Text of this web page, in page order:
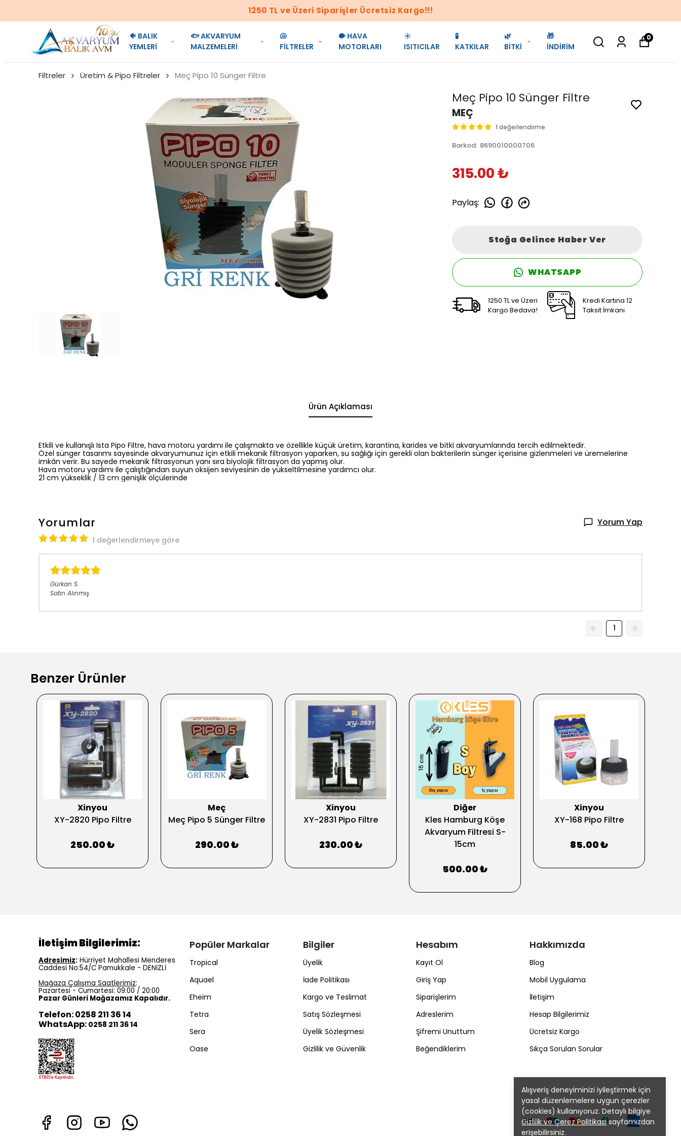
1250 TL ve Üzeri Siparişler Ücretsiz Kargo!!!
🐠 BALIK
YEMLERİ
🐟 AKVARYUM
MALZEMELERİ
🐚
FİLTRELER
🐡 HAVA
MOTORLARI
☀️
ISITICILAR
🧪
KATKILAR
🌿
BİTKİ
🎁
İNDİRİM
0
Alışveriş deneyiminizi iyileştirmek için
yasal düzenlemelere uygun çerezler
(cookies) kullanıyoruz. Detaylı bilgiye
Gizlilik ve Çerez Politikasısayfamızdan
erişebilirsiniz.
Filtreler Üretim & Pipo Filtreler Meç Pipo 10 Sünger Filtre
Meç Pipo 10 Sünger Filtre
MEÇ
1 değerlendirme
Barkod: 8690010000706
315.00 ₺
Paylaş:
Stoğa Gelince Haber Ver
WHATSAPP
1250 TL ve Üzeri
Kargo Bedava!
Kredi Kartına 12
Taksit İmkanı
Ürün Açıklaması
Etkili ve kullanışlı Ista Pipo Filtre, hava motoru yardımı ile çalışmakta ve özellikle küçük üretim, karantina, karides ve bitki akvaryumlarında tercih edilmektedir.
Özel sünger tasarımı sayesinde akvaryumunuz için etkili mekanik filtrasyon yaparken, su sağlığı için gerekli olan bakterilerin sünger içerisine gizlenmeleri ve üremelerine
imkân verir. Bu sayede mekanik filtrasyonun yanı sıra biyolojik filtrasyon da yapmış olur.
Hava motoru yardımı ile çalıştığından suyun oksijen seviyesinin de yükseltilmesine yardımcı olur.
21 cm yükseklik / 13 cm genişlik ölçülerinde
Yorumlar Yorum Yap
1 değerlendirmeye göre
Gürkan S.
Satın Alınmış
1
Benzer Ürünler
Xinyou
XY-2820 Pipo Filtre
250.00 ₺
Meç
Meç Pipo 5 Sünger Filtre
290.00 ₺
Xinyou
XY-2831 Pipo Filtre
230.00 ₺
Diğer
Kles Hamburg Köşe
Akvaryum Filtresi S-
15cm
500.00 ₺
Xinyou
XY-168 Pipo Filtre
85.00 ₺
Popüler Markalar
Tropical
Aquael
Eheim
Tetra
Sera
Oase
Bilgiler
Üyelik
İade Politikası
Kargo ve Teslimat
Satış Sözleşmesi
Üyelik Sözleşmesi
Gizlilik ve Güvenlik
Hesabım
Kayıt Ol
Giriş Yap
Siparişlerim
Adreslerim
Şifremi Unuttum
Beğendiklerim
Hakkımızda
Blog
Mobil Uygulama
İletişim
Hesap Bilgilerimiz
Ücretsiz Kargo
Sıkça Sorulan Sorular
İletişim Bilgilerimiz:
Adresimiz: Hürriyet Mahallesi Menderes
Caddesi No:54/C Pamukkale - DENİZLİ
Mağaza Çalışma Saatlerimiz:
Pazartesi - Cumartesi: 09:00 / 20:00
Pazar Günleri Mağazamız Kapalıdır.
Telefon: 0258 211 36 14
WhatsApp: 0258 211 36 14